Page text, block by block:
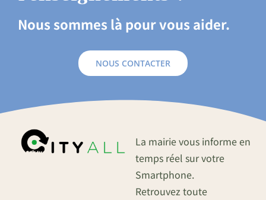
Nous sommes là pour vous aider.
NOUS CONTACTER
La mairie vous informe en
temps réel sur votre
Smartphone.
Retrouvez toute